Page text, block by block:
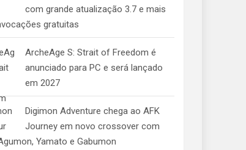
de jogos digitais
com grande atualização 3.7 e mais
gratuitas
ArcheAge S: Strait of Freedom é
anunciado para PC e será lançado
em 2027
Digimon Adventure chega ao AFK
Journey em novo crossover com
Yamato e Gabumon